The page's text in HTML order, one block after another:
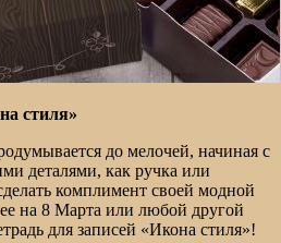
стиля»
до мелочей, начиная с
деталями, как ручка или
комплимент своей модной
на 8 Марта или любой другой
для записей «Икона стиля»!